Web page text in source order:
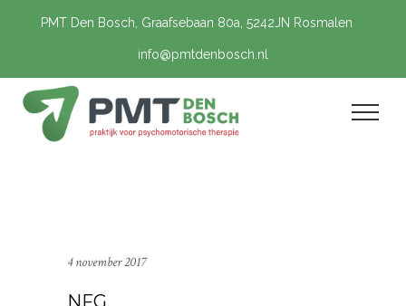
PMT Den Bosch, Graafsebaan 80a, 5242JN Rosmalen
info@pmtdenbosch.nl
4 november 2017
NFG